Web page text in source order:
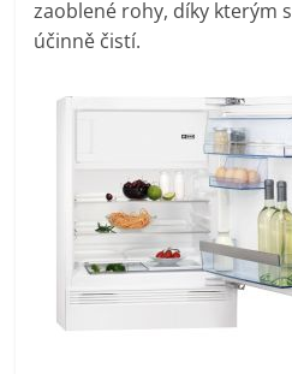
mobilní
telefony,
kávovary,
bazény
Nejlepší
elektronika
zaoblené rohy, díky kterým
účinně čistí.